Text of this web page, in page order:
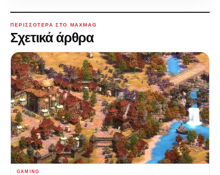
ΠΕΡΙΣΣΌΤΕΡΑ ΣΤΟ MAXMAG
Σχετικά άρθρα
GAMING